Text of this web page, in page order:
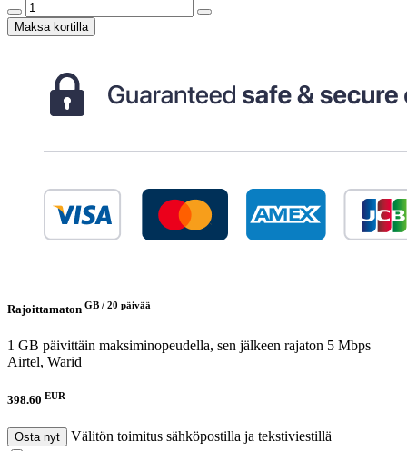
Maksa kortilla
Rajoittamaton GB / 20 päivää
1 GB päivittäin maksiminopeudella, sen jälkeen rajaton 5 Mbps
Airtel, Warid
398.60 EUR
Osta nyt
Välitön toimitus sähköpostilla ja tekstiviestillä